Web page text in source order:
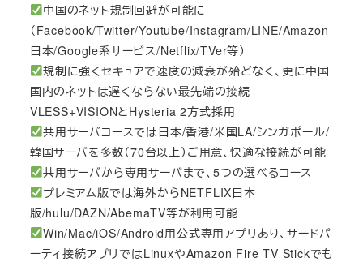
中国のネット規制回避が可能に
（Facebook/Twitter/Youtube/Instagram/LINE/Amazon
日本/Google系サービス/Netflix/TVer等）
規制に強くセキュアで速度の減衰が殆どなく、更に中国
国内のネットは遅くならない最先端の接続
VLESS+VISIONとHysteria 2方式採用
共用サーバコースでは日本/香港/米国LA/シンガポール/
韓国サーバを多数（70台以上）ご用意、快適な接続が可能
共用サーバから専用サーバまで、5つの選べるコース
プレミアム版では海外からNETFLIX日本
版/hulu/DAZN/AbemaTV等が利用可能
Win/Mac/iOS/Android用公式専用アプリあり、サードパ
ーティ接続アプリではLinuxやAmazon Fire TV Stickでも